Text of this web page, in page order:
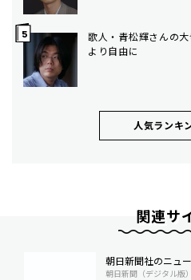
歌人・青松輝さんの
より自由に
人気ランキ
関連サ
朝日新聞社のニュ
朝日新聞（デジタル版）